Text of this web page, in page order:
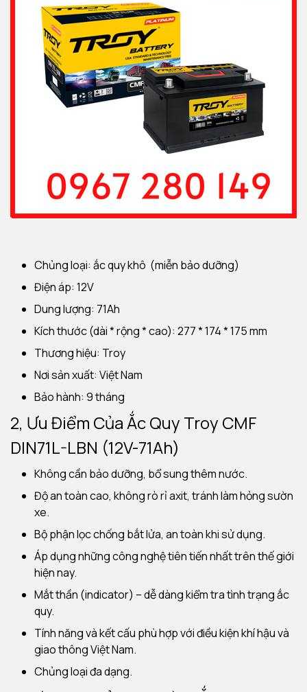
Chủng loại: ắc quy khô (miễn bảo dưỡng)
Điện áp: 12V
Dung lượng: 71Ah
Kích thước (dài * rộng * cao): 277 * 174 * 175 mm
Thương hiệu: Troy
Nơi sản xuất: Việt Nam
Bảo hành: 9 tháng
2, Ưu Điểm Của Ắc Quy Troy CMF
DIN71L-LBN (12V-71Ah)
Không cần bảo dưỡng, bổ sung thêm nước.
Độ an toàn cao, không rò rỉ axit, tránh làm hỏng sườn
xe.
Bộ phận lọc chống bắt lửa, an toàn khi sử dụng.
Áp dụng những công nghệ tiên tiến nhất trên thế giới
hiện nay.
Mắt thần (indicator) – dễ dàng kiểm tra tình trạng ắc
quy.
Tính năng và kết cấu phù hợp với điều kiện khí hậu và
giao thông Việt Nam.
Chủng loại đa dạng.